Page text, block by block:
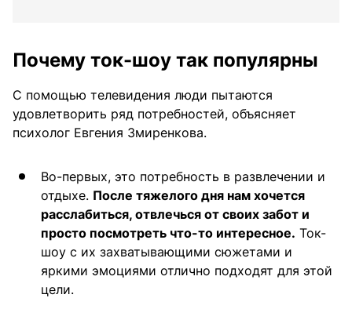
Почему ток-шоу так популярны
С помощью телевидения люди пытаются
удовлетворить ряд потребностей, объясняет
психолог Евгения Змиренкова.
Во-первых, это потребность в развлечении и
отдыхе. После тяжелого дня нам хочется
расслабиться, отвлечься от своих забот и
просто посмотреть что-то интересное. Ток-
шоу с их захватывающими сюжетами и
яркими эмоциями отлично подходят для этой
цели.